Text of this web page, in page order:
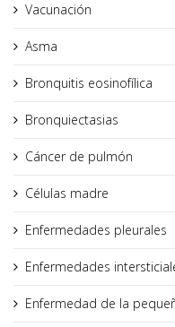
Vacunación
Asma
Bronquitis eosinofílica
Bronquiectasias
Cáncer de pulmón
Células madre
Enfermedades pleurales
Enfermedades
Enfermedad de la